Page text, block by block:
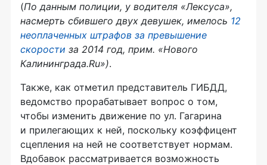
(По данным полиции, у водителя «Лексуса»,
насмерть сбившего двух девушек, имелось 12
неоплаченных штрафов за превышение
скорости за 2014 год, прим. «Нового
Калининграда.Ru»).
Также, как отметил представитель ГИБДД,
ведомство прорабатывает вопрос о том,
чтобы изменить движение по ул. Гагарина
и прилегающих к ней, поскольку коэффицент
сцепления на ней не соответствует нормам.
Вдобавок рассматривается возможность